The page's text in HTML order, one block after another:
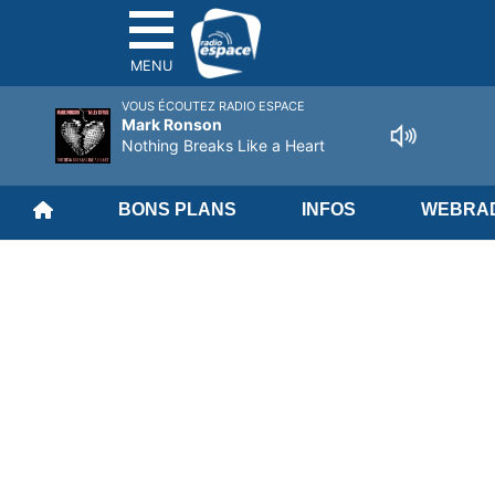
MENU
BONS PLANS INFOS
VOUS ÉCOUTEZ RADIO ESPACE
Mark Ronson
Nothing Breaks Like a Heart